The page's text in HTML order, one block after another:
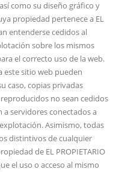
como su diseño gráfico y
propiedad pertenece a EL
entenderse cedidos al
sobre los mismos
el correcto uso de la web.
este sitio web pueden
caso, copias privadas
no sean cedidos
servidores conectados a
Asimismo, todas
distintivos de cualquier
de EL PROPIETARIO
el uso o acceso al mismo